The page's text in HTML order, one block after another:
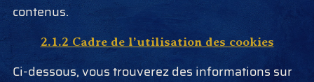
contenus.
2.1.2 Cadre de l’utilisation des cookies
Ci-dessous, vous trouverez des informations sur